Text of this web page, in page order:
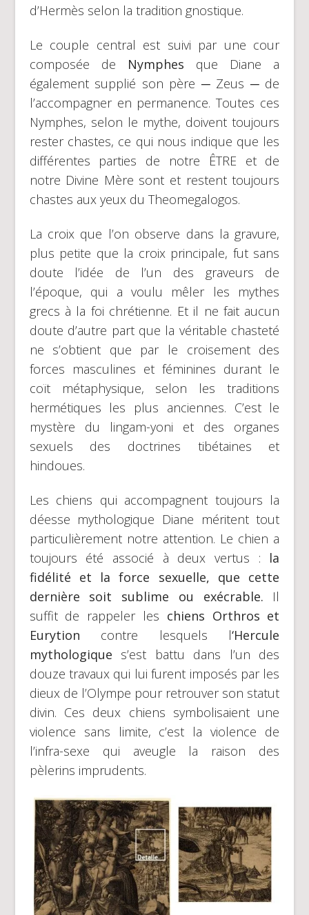
d’Hermès selon la tradition gnostique.
Le couple central est suivi par une cour
composée de Nymphes que Diane a
également supplié son père ─ Zeus ─ de
l’accompagner en permanence. Toutes ces
Nymphes, selon le mythe, doivent toujours
rester chastes, ce qui nous indique que les
différentes parties de notre ÊTRE et de
notre Divine Mère sont et restent toujours
chastes aux yeux du Theomegalogos.
La croix que l’on observe dans la gravure,
plus petite que la croix principale, fut sans
doute l’idée de l’un des graveurs de
l’époque, qui a voulu mêler les mythes
grecs à la foi chrétienne. Et il ne fait aucun
doute d’autre part que la véritable chasteté
ne s’obtient que par le croisement des
forces masculines et féminines durant le
coït métaphysique, selon les traditions
hermétiques les plus anciennes. C’est le
mystère du lingam-yoni et des organes
sexuels des doctrines tibétaines et
hindoues.
Les chiens qui accompagnent toujours la
déesse mythologique Diane méritent tout
particulièrement notre attention. Le chien a
toujours été associé à deux vertus : la
fidélité et la force sexuelle, que cette
dernière soit sublime ou exécrable. Il
suffit de rappeler les chiens Orthros et
Eurytion contre lesquels l‘Hercule
mythologique s’est battu dans l’un des
douze travaux qui lui furent imposés par les
dieux de l’Olympe pour retrouver son statut
divin. Ces deux chiens symbolisaient une
violence sans limite, c’est la violence de
l’infra-sexe qui aveugle la raison des
pèlerins imprudents.